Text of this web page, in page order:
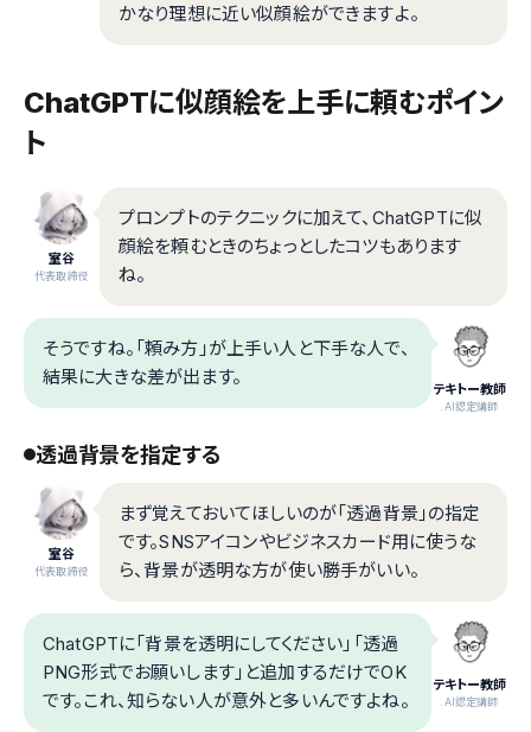
かなり理想に近い似顔絵ができますよ。
ChatGPTに似顔絵を上手に頼むポイン
ト
室谷
代表取締役
プロンプトのテクニックに加えて、ChatGPTに似
顔絵を頼むときのちょっとしたコツもあります
ね。
テキトー教師
.AI認定講師
そうですね。「頼み方」が上手い人と下手な人で、
結果に大きな差が出ます。
透過背景を指定する
室谷
代表取締役
まず覚えておいてほしいのが「透過背景」の指定
です。SNSアイコンやビジネスカード用に使うな
ら、背景が透明な方が使い勝手がいい。
テキトー教師
.AI認定講師
ChatGPTに「背景を透明にしてください」「透過
PNG形式でお願いします」と追加するだけでOK
です。これ、知らない人が意外と多いんですよね。